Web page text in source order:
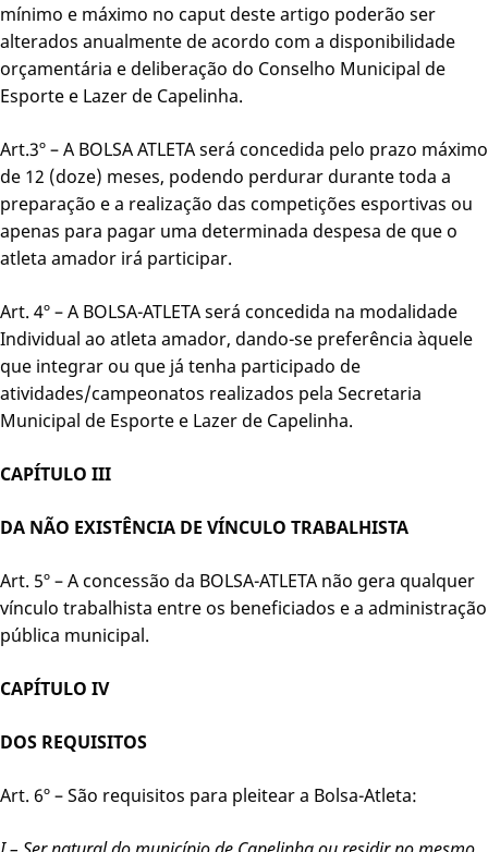
mínimo e máximo no caput deste artigo poderão ser
alterados anualmente de acordo com a disponibilidade
orçamentária e deliberação do Conselho Municipal de
Esporte e Lazer de Capelinha.
Art.3º – A BOLSA ATLETA será concedida pelo prazo máximo
de 12 (doze) meses, podendo perdurar durante toda a
preparação e a realização das competições esportivas ou
apenas para pagar uma determinada despesa de que o
atleta amador irá participar.
Art. 4º – A BOLSA-ATLETA será concedida na modalidade
Individual ao atleta amador, dando-se preferência àquele
que integrar ou que já tenha participado de
atividades/campeonatos realizados pela Secretaria
Municipal de Esporte e Lazer de Capelinha.
CAPÍTULO III
DA NÃO EXISTÊNCIA DE VÍNCULO TRABALHISTA
Art. 5º – A concessão da BOLSA-ATLETA não gera qualquer
vínculo trabalhista entre os beneficiados e a administração
pública municipal.
CAPÍTULO IV
DOS REQUISITOS
Art. 6º – São requisitos para pleitear a Bolsa-Atleta: